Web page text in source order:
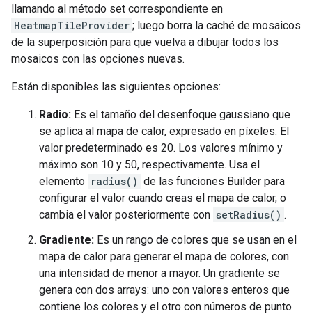
llamando al método set correspondiente en
HeatmapTileProvider ; luego borra la caché de mosaicos
de la superposición para que vuelva a dibujar todos los
mosaicos con las opciones nuevas.
Están disponibles las siguientes opciones:
Radio: Es el tamaño del desenfoque gaussiano que
se aplica al mapa de calor, expresado en píxeles. El
valor predeterminado es 20. Los valores mínimo y
máximo son 10 y 50, respectivamente. Usa el
elemento radius() de las funciones Builder para
configurar el valor cuando creas el mapa de calor, o
cambia el valor posteriormente con setRadius() .
Gradiente: Es un rango de colores que se usan en el
mapa de calor para generar el mapa de colores, con
una intensidad de menor a mayor. Un gradiente se
genera con dos arrays: uno con valores enteros que
contiene los colores y el otro con números de punto